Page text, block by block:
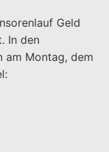
Geld
In den
am Montag, dem